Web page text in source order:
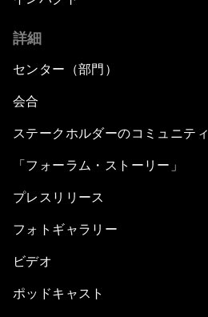
詳細
センター（部門）
会合
ステークホルダーのコミュニティ
「フォーラム・ストーリー」
プレスリリース
フォトギャラリー
ビデオ
ポッドキャスト